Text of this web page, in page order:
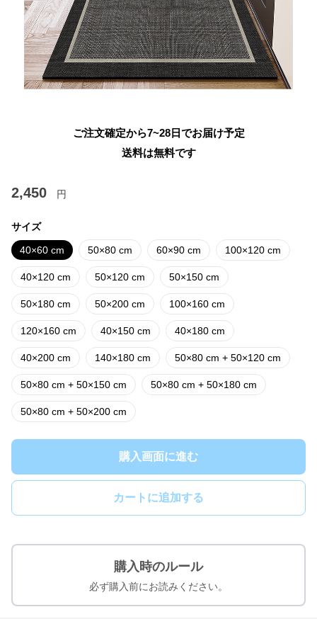
ご注文確定から7~28日でお届け予定
送料は無料です
2,450 円
サイズ
40×60 cm 50×80 cm 60×90 cm 100×120 cm
40×120 cm 50×120 cm 50×150 cm
50×180 cm 50×200 cm 100×160 cm
120×160 cm 40×150 cm 40×180 cm
40×200 cm 140×180 cm 50×80 cm + 50×120 cm
50×80 cm + 50×150 cm 50×80 cm + 50×180 cm
50×80 cm + 50×200 cm
購入画面に進む
カートに追加する
購入時のルール
必ず購入前にお読みください。